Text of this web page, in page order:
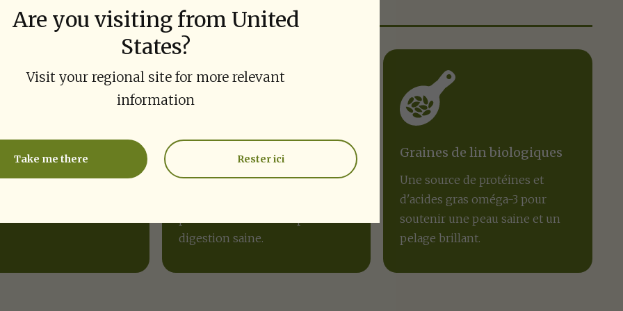
nutritionnelle
et canneberges
et canneberges riches
Pois biologiques
Pois biologiques cultivés de
digestion saine.
Graines de lin biologiques
Une source de protéines et
d'acides gras oméga-3 pour
soutenir une peau saine et un
pelage brillant.
Are you visiting from United
States?
Visit your regional site for more relevant
information
Take me there Rester ici